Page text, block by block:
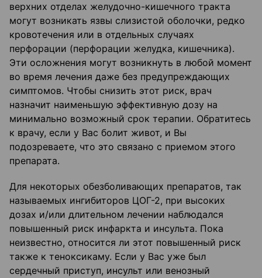
верхних отделах желудочно-кишечного тракта
могут возникать язвы слизистой оболочки, редко
кровотечения или в отдельных случаях
перфорации (перфорации желудка, кишечника).
Эти осложнения могут возникнуть в любой момент
во время лечения даже без предупреждающих
симптомов. Чтобы снизить этот риск, врач
назначит наименьшую эффективную дозу на
минимально возможный срок терапии. Обратитесь
к врачу, если у Вас болит живот, и Вы
подозреваете, что это связано с приемом этого
препарата.
Для некоторых обезболивающих препаратов, так
называемых ингибиторов ЦОГ-2, при высоких
дозах и/или длительном лечении наблюдался
повышенный риск инфаркта и инсульта. Пока
неизвестно, относится ли этот повышенный риск
также к теноксикаму. Если у Вас уже был
сердечный приступ, инсульт или венозный